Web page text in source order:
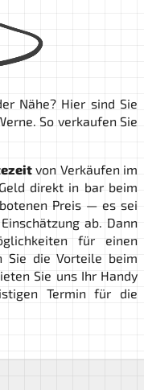
Nähe? Hier sind Sie
So verkaufen Sie
von Verkäufen im
direkt in bar beim
Preis — es sei
ab. Dann
für einen
Sie die Vorteile beim
Sie uns Ihr Handy
Termin für die